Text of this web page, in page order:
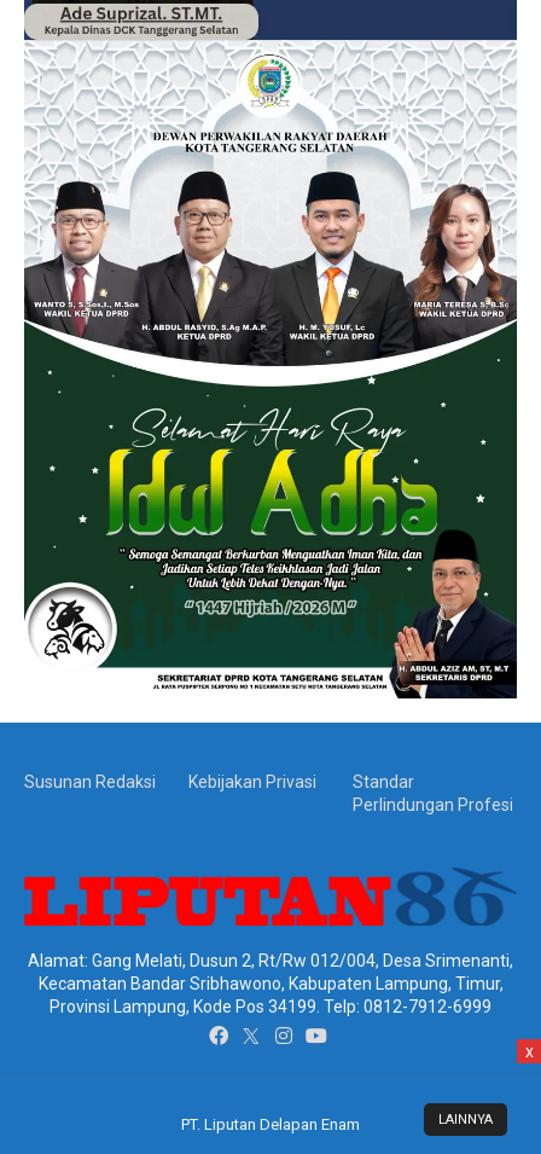
LAINNYA
Susunan Redaksi Kebijakan Privasi
Standar
Perlindungan Profesi
Alamat: Gang Melati, Dusun 2, Rt/Rw 012/004, Desa Srimenanti,
Kecamatan Bandar Sribhawono, Kabupaten Lampung, Timur,
Provinsi Lampung, Kode Pos 34199. Telp: 0812-7912-6999
PT. Liputan Delapan Enam
x